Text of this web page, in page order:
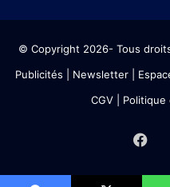
© Copyright 2026- Tous
Publicités
Newsletter|
CGV| Politique